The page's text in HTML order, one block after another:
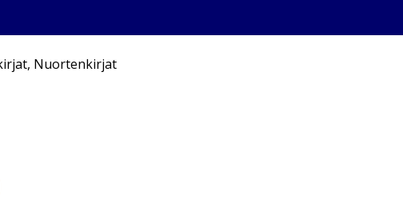
, Nuortenkirjat